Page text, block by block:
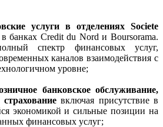
услуги в отделениях Societe
банках Credit du Nord и Boursorama.
спектр финансовых услуг,
каналов взаимодействия с
уровне;
банковское обслуживание,
включая присутствие в
экономикой и сильные позиции на
финансовых услуг;